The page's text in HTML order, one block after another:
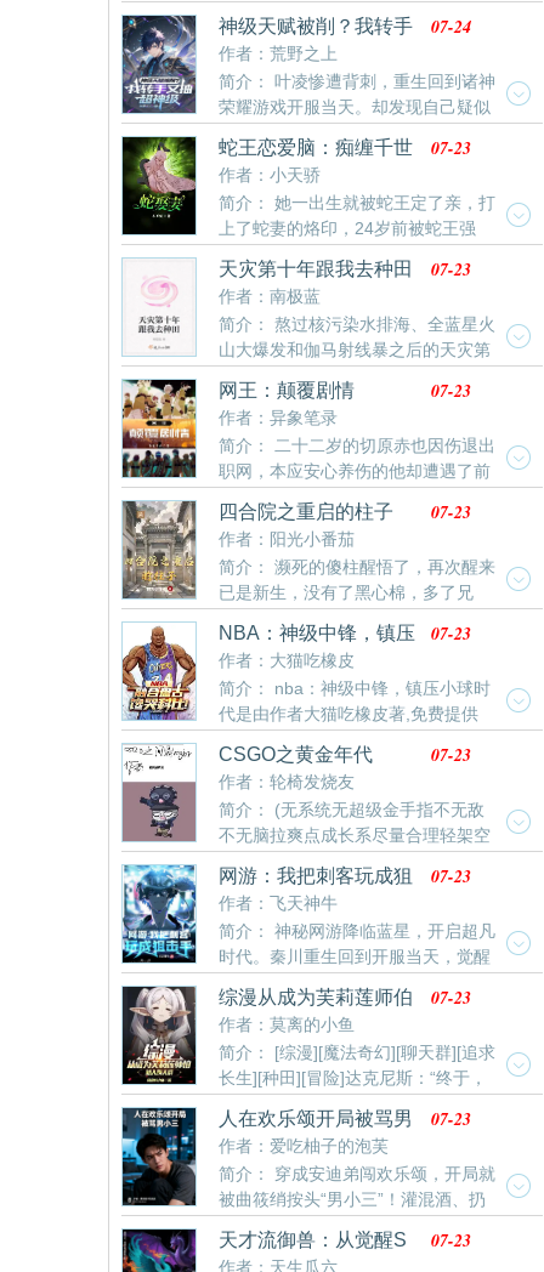
大好前途毁于一旦，万念俱灰之下，他进入另一个世
界，虚拟与现实交互，且看韩昀如何实现游戏与人生的
梦幻联动，一步步走出迷惘，从平凡中崛起，谱写属于
自己的王者之路。
神级天赋被削？我转手
又抽超神级
作者：荒野之上
07-24
简介： 叶凌惨遭背刺，重生回到诸神
荣耀游戏开服当天。却发现自己疑似
从一个玩家变成了nc……原本所有玩家都是从地球降临
到游戏世界，可他却没有了退出游戏选项。想要重回地
球，他必须活到十年后游戏和现实彻融合。他因为重生
被系统发现，将降级为s级，却因祸得福触发超神级天
赋。两大天赋相辅相成，叶凌在不断的杀戮中快速提
升，在所有人惊愕的目光中遥遥领先。叶凌立志要带领
龙国在诸神荣耀帝国崛起。第一主城凌天城，第一王城
凌天
蛇王恋爱脑：痴缠千世
轮回妻
作者：小天骄
07-23
简介： 她一出生就被蛇王定了亲，打
上了蛇妻的烙印，24岁前被蛇王强
娶，爷爷说这是他们沈家欠蛇王的，只有嫁蛇王才能保
命……
天灾第十年跟我去种田
作者：南极蓝
07-23
简介： 熬过核污染水排海、全蓝星火
山大爆发和伽马射线暴之后的天灾第
十年，夏青昂首挺胸走出安全区。 谁都别拦着姐，姐要
去种田！
网王：颠覆剧情
作者：异象笔录
07-23
简介： 二十二岁的切原赤也因伤退出
职网，本应安心养伤的他却遭遇了前
所未有的网暴和污蔑，甚至波及了家里人。伤透身心的
切原赤也结束自己的生命后却意外重回国中时期，看到
昔日的前辈们，他决定要改变立海大网球部和前辈们的
结局。（立海群像，非单一主角）（简介废勿见怪）
四合院之重启的柱子
作者：阳光小番茄
07-23
简介： 濒死的傻柱醒悟了，再次醒来
已是新生，没有了黑心棉，多了兄
弟，好好的爱家人，仇人一生不会幸福，不得善终。
注：本书会颠覆三观NBA：神级中锋，镇压
小球时代
作者：大猫吃橡皮
07-23
简介： nba：神级中锋，镇压小球时
代是由作者大猫吃橡皮著,免费提供
nba：神级中锋，镇压小球时代最新清爽干净的文字章
节在线阅读。CSGO之黄金年代
作者：轮椅发烧友
07-23
简介： (无系统无超级金手指不无敌
不无脑拉爽点成长系尽量合理轻架空
短期内无女主)重返2015年，一个小城男孩如何凭借自
己的天赋，成为csgo届的goat，问鼎jor之巅的故事，书
中内容如果有冒犯到谁，我会修改，尽量尊重历史，但
还是要架空历史，哈哈哈。文笔有限，如果能看到这本
书，请多多留言提建议，我会坚持把这本书写完。
网游：我把刺客玩成狙
击手
作者：飞天神牛
07-23
简介： 神秘网游降临蓝星，开启超凡
时代。秦川重生回到开服当天，觉醒
sss级天赋——狙神。面对如此逆天的天赋，秦川的选
择是。刺客！一击必杀，远遁千里，谁说刺客只能玩近
战。
综漫从成为芙莉莲师伯
加入聊天群
作者：莫离的小鱼
07-23
简介： [综漫][魔法奇幻][聊天群][追求
长生][种田][冒险]达克尼斯：“终于，
管理员要对我这个骑士实施捆绑魔法了么？”上官
羽：“……你这个变态骑士……”“很久不见了呢，芙莉
莲……”芙莉莲：“呀咩得呦～不要揉我的脸了……”上官
羽：“老东西可爱捏～”芙莉莲：“明明你比我还要老的
说……”……简介无力，移步正文
人在欢乐颂开局被骂男
小三
作者：爱吃柚子的泡芙
07-23
简介： 穿成安迪弟闯欢乐颂，开局就
被曲筱绡按头“男小三”！灌混酒、扔
酒店、五十杯白酒赌坦白局，她花式整蛊没停过。邱莹
莹骂渣男、樊胜美劝“回头”，22楼误会扎堆。一边要应
天才流御兽：从觉醒S
级天赋开始
作者：天生瓜六
07-23